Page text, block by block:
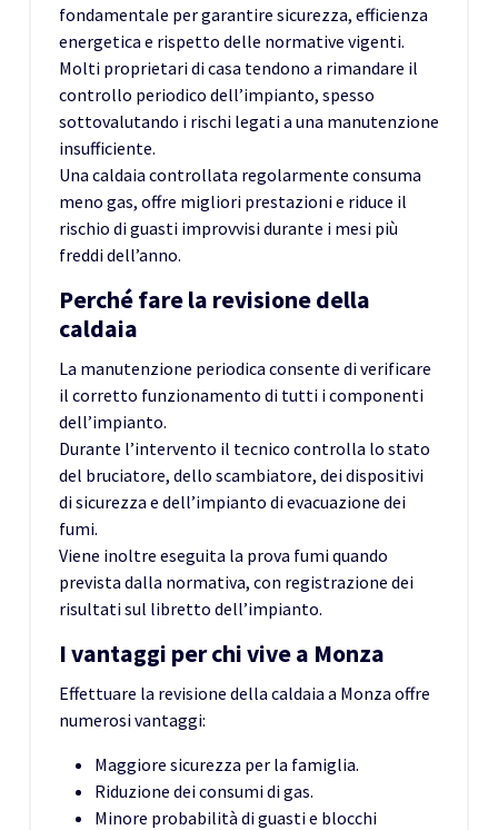
fondamentale per garantire sicurezza, efficienza
energetica e rispetto delle normative vigenti.
Molti proprietari di casa tendono a rimandare il
controllo periodico dell’impianto, spesso
sottovalutando i rischi legati a una manutenzione
insufficiente.
Una caldaia controllata regolarmente consuma
meno gas, offre migliori prestazioni e riduce il
rischio di guasti improvvisi durante i mesi più
freddi dell’anno.
Perché fare la revisione della
caldaia
La manutenzione periodica consente di verificare
il corretto funzionamento di tutti i componenti
dell’impianto.
Durante l’intervento il tecnico controlla lo stato
del bruciatore, dello scambiatore, dei dispositivi
di sicurezza e dell’impianto di evacuazione dei
fumi.
Viene inoltre eseguita la prova fumi quando
prevista dalla normativa, con registrazione dei
risultati sul libretto dell’impianto.
I vantaggi per chi vive a Monza
Effettuare la revisione della caldaia a Monza offre
numerosi vantaggi:
Maggiore sicurezza per la famiglia.
Riduzione dei consumi di gas.
Minore probabilità di guasti e blocchi